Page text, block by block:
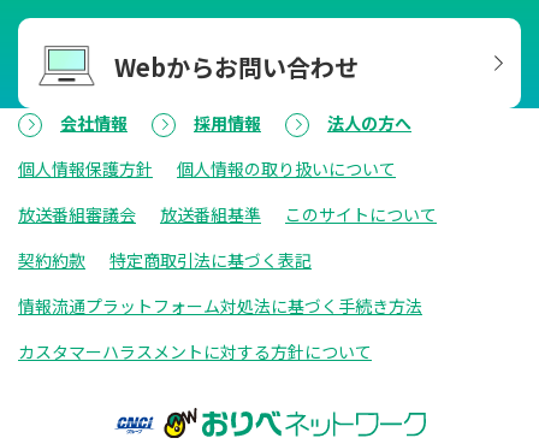
Webからお問い合わせ
会社情報 採用情報
法人の方へ
個人情報保護方針
個人情報の取り扱いについて
放送番組審議会
放送番組基準
このサイトについて
契約約款
特定商取引法に基づく表記
情報流通プラットフォーム対処法に基づく手続き方法
カスタマーハラスメントに対する方針について